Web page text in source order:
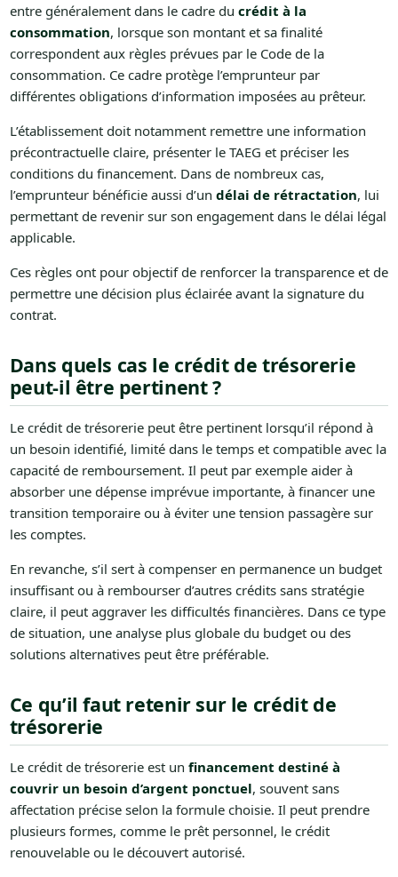
entre généralement dans le cadre du crédit à la
consommation, lorsque son montant et sa finalité
correspondent aux règles prévues par le Code de la
consommation. Ce cadre protège l’emprunteur par
différentes obligations d’information imposées au prêteur.
L’établissement doit notamment remettre une information
précontractuelle claire, présenter le TAEG et préciser les
conditions du financement. Dans de nombreux cas,
l’emprunteur bénéficie aussi d’un délai de rétractation, lui
permettant de revenir sur son engagement dans le délai légal
applicable.
Ces règles ont pour objectif de renforcer la transparence et de
permettre une décision plus éclairée avant la signature du
contrat.
Dans quels cas le crédit de trésorerie
peut-il être pertinent ?
Le crédit de trésorerie peut être pertinent lorsqu’il répond à
un besoin identifié, limité dans le temps et compatible avec la
capacité de remboursement. Il peut par exemple aider à
absorber une dépense imprévue importante, à financer une
transition temporaire ou à éviter une tension passagère sur
les comptes.
En revanche, s’il sert à compenser en permanence un budget
insuffisant ou à rembourser d’autres crédits sans stratégie
claire, il peut aggraver les difficultés financières. Dans ce type
de situation, une analyse plus globale du budget ou des
solutions alternatives peut être préférable.
Ce qu’il faut retenir sur le crédit de
trésorerie
Le crédit de trésorerie est un financement destiné à
couvrir un besoin d’argent ponctuel, souvent sans
affectation précise selon la formule choisie. Il peut prendre
plusieurs formes, comme le prêt personnel, le crédit
renouvelable ou le découvert autorisé.